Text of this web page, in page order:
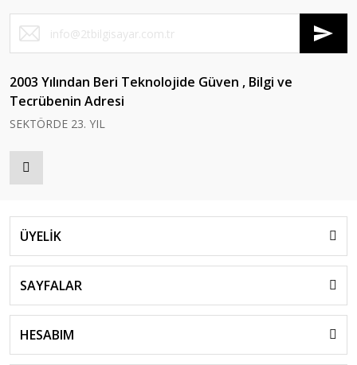
2003 Yılından Beri Teknolojide Güven , Bilgi ve
Tecrübenin Adresi
SEKTÖRDE 23. YIL
ÜYELİK
SAYFALAR
HESABIM